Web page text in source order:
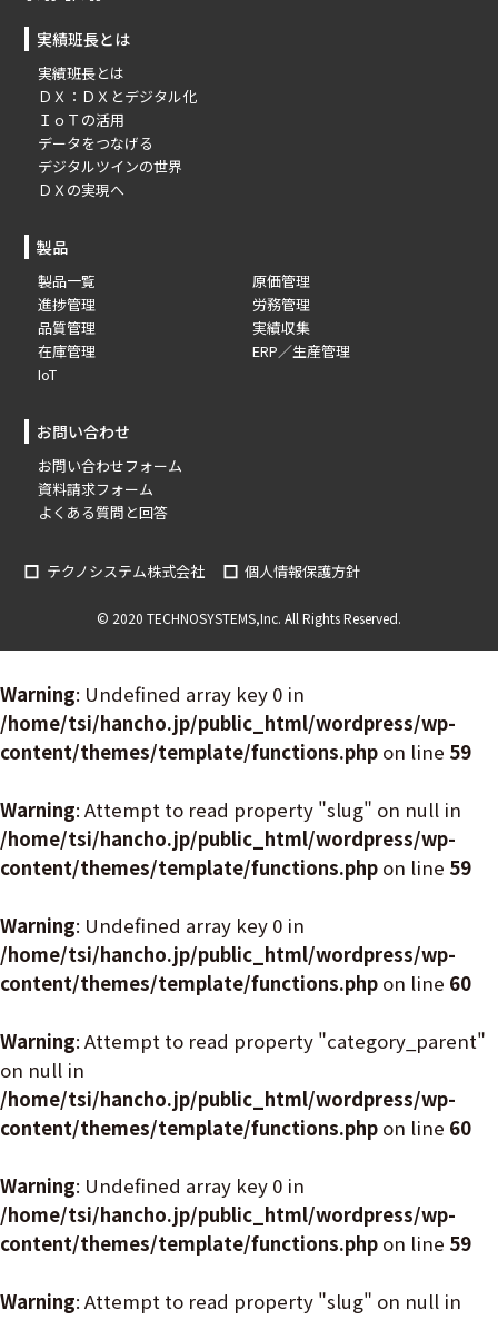
実績班長とは
実績班長とは
ＤＸ：ＤＸとデジタル化
ＩｏＴの活用
データをつなげる
デジタルツインの世界
ＤＸの実現へ
製品
製品一覧
進捗管理
品質管理
在庫管理
IoT
原価管理
労務管理
実績収集
ERP／生産管理
お問い合わせ
お問い合わせフォーム
資料請求フォーム
よくある質問と回答
テクノシステム株式会社 個人情報保護方針
© 2020 TECHNOSYSTEMS,Inc. All Rights Reserved.
Warning: Undefined array key 0 in
/home/tsi/hancho.jp/public_html/wordpress/wp-
content/themes/template/functions.php on line 59
Warning: Attempt to read property "slug" on null in
/home/tsi/hancho.jp/public_html/wordpress/wp-
content/themes/template/functions.php on line 59
Warning: Undefined array key 0 in
/home/tsi/hancho.jp/public_html/wordpress/wp-
content/themes/template/functions.php on line 60
Warning: Attempt to read property "category_parent"
on null in
/home/tsi/hancho.jp/public_html/wordpress/wp-
content/themes/template/functions.php on line 60
Warning: Undefined array key 0 in
/home/tsi/hancho.jp/public_html/wordpress/wp-
content/themes/template/functions.php on line 59
Warning: Attempt to read property "slug" on null in